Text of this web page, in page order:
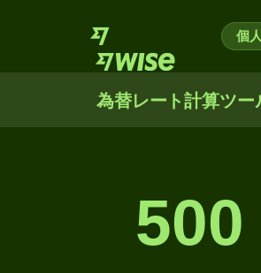
個
為替レート計算ツー